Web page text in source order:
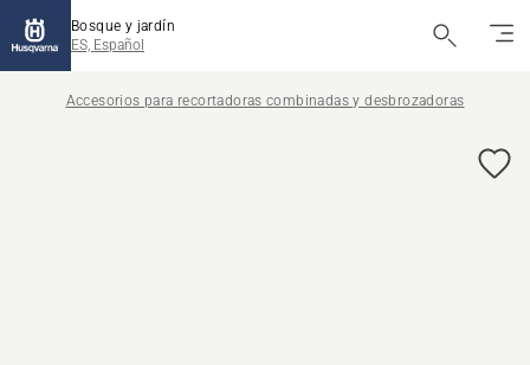
Bosque y jardín
ES, Español
Accesorios para recortadoras combinadas y desbrozadoras